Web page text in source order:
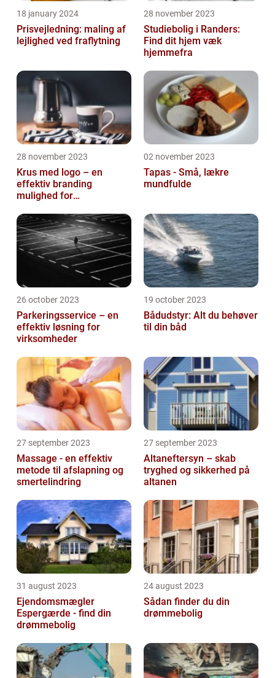
18 january 2024
Prisvejledning: maling af
lejlighed ved fraflytning
28 november 2023
Studiebolig i Randers:
Find dit hjem væk
hjemmefra
28 november 2023
Krus med logo – en
effektiv branding
mulighed for
02 november 2023
Tapas - Små, lækre
mundfulde
26 october 2023
Parkeringsservice – en
effektiv løsning for
virksomheder
19 october 2023
Bådudstyr: Alt du behøver
til din båd
27 september 2023
Massage - en effektiv
metode til afslapning og
smertelindring
27 september 2023
Altaneftersyn – skab
tryghed og sikkerhed på
altanen
31 august 2023
Ejendomsmægler
Espergærde - find din
drømmebolig
24 august 2023
Sådan finder du din
drømmebolig